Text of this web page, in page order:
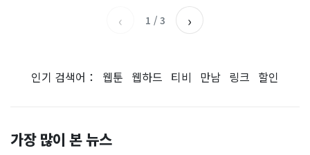
‹ 1 / 3 ›
인기 검색어： 웹툰 웹하드 티비 만남 링크 할인
가장 많이 본 뉴스